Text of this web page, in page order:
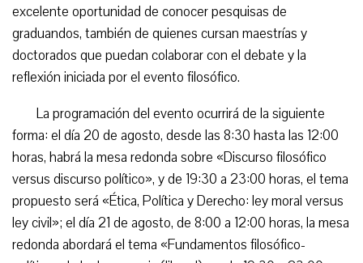
excelente oportunidad de conocer pesquisas de
graduandos, también de quienes cursan maestrías y
doctorados que puedan colaborar con el debate y la
reflexión iniciada por el evento filosófico.
La programación del evento ocurrirá de la siguiente
forma: el día 20 de agosto, desde las 8:30 hasta las 12:00
horas, habrá la mesa redonda sobre «Discurso filosófico
versus discurso político», y de 19:30 a 23:00 horas, el tema
propuesto será «Ética, Política y Derecho: ley moral versus
ley civil»; el día 21 de agosto, de 8:00 a 12:00 horas, la mesa
redonda abordará el tema «Fundamentos filosófico-